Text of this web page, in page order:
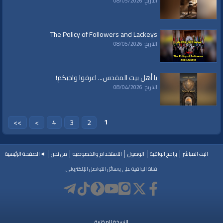
حسن حمدان: كثير من القضايا، الآن عندما يدخل الى معترك الحكم لابد من
إعادة برمجته، وما يعبر عنه لابد من وضعه من خلال منظومة سياسية معينة،
المركب إتجاه كافة القضايا الدولية التي تريد أمريكا أن... يعني تتحدث بها، أو
يكون لها استراتيجية معينة، وبتالي هذه المنطقة هي منطقة رقم واحد في
الإستراتيجية الأمريكية، ‑وترامب‑ ليس هو أمريكا في فترة الإنتخابات ، هو
في الإستراتيجية الأمريكية، وبتالي لا يمكن أن تغض النظر الولايات المتحدة
الأمريكية عن هذه المنطقة منذ فترة طويلة الولايات الأمريكية المتحدة تعتبر
هذه المنطقة أو ما يعبر عنها منطقة الشرق الأوسط، أنها المنطقة الحيوية لأي
حسن حمدان: استعماريه أو بتعتبر نفسها الدولة الأولى العالمية، أو الدولة
الأولى
يعني بلا منازع لذلك لا يمكن أن تترك هذه المنطقة، وبتالي
الإستراتيجية الأمريكية هذا الأمر ليس جديدآ قبل هذا الأمر‑بوش الإبن‑ دخل
المنطقة بقواته، وبجيشه،‑وترامب‑ عفوآ
‑أوباما‑ زار أندونيسا، وتركيا، وذهب
هيثم الناصر: يعني ما الدافع الإستراتيجي المباشر الذي دفع الولايات المتحدة
The Policy of Followers and Lackeys
التاريخ: 08/05/2026
يا أهل بيت المقدس... اعرفوا واجبكم!
التاريخ: 08/04/2026
1
2
3
4
>
>>
البث المباشر برامج الواقية الوصول الاستخدام والخصوصيه من نحن
◄الصفحة الرئيسية
قناة الواقية على وسائل التواصل الإلكتروني